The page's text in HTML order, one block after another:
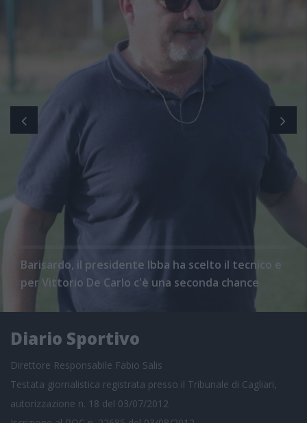
Barisardo, il presidente Ibba ha scelto il tecnico e
per Vittorio De Carlo c'è una seconda chance
Diario Sportivo
Direttore Responsabile Fabio Salis
Testata giornalistica registrata presso il Tribunale di Cagliari,
autorizzazione n. 18 del 03/07/2012